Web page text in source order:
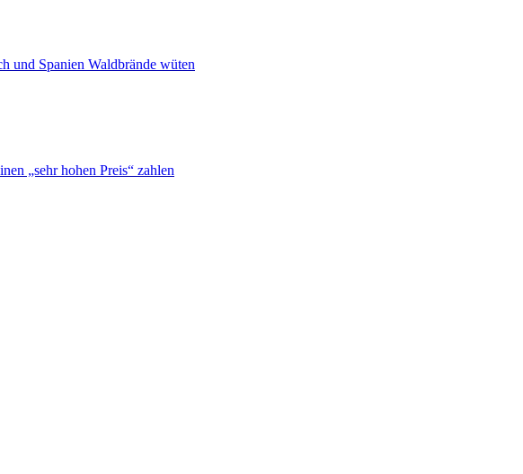
und Spanien Waldbrände wüten
„sehr hohen Preis“ zahlen